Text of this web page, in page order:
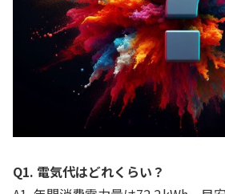
Q1. 電気代はどれくらい？